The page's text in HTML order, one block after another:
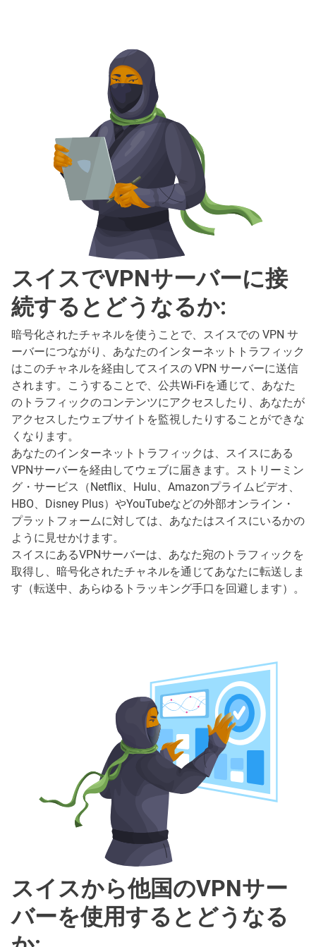
スイスでVPNサーバーに接
続するとどうなるか:
暗号化されたチャネルを使うことで、スイスでの VPN サ
ーバーにつながり、あなたのインターネットトラフィック
はこのチャネルを経由してスイスの VPN サーバーに送信
されます。こうすることで、公共Wi-Fiを通じて、あなた
のトラフィックのコンテンツにアクセスしたり、あなたが
アクセスしたウェブサイトを監視したりすることができな
くなります。
あなたのインターネットトラフィックは、スイスにある
VPNサーバーを経由してウェブに届きます。ストリーミン
グ・サービス（Netflix、Hulu、Amazonプライムビデオ、
HBO、Disney Plus）やYouTubeなどの外部オンライン・
プラットフォームに対しては、あなたはスイスにいるかの
ように見せかけます。
スイスにあるVPNサーバーは、あなた宛のトラフィックを
取得し、暗号化されたチャネルを通じてあなたに転送しま
す（転送中、あらゆるトラッキング手口を回避します）。
スイスから他国のVPNサー
バーを使用するとどうなる